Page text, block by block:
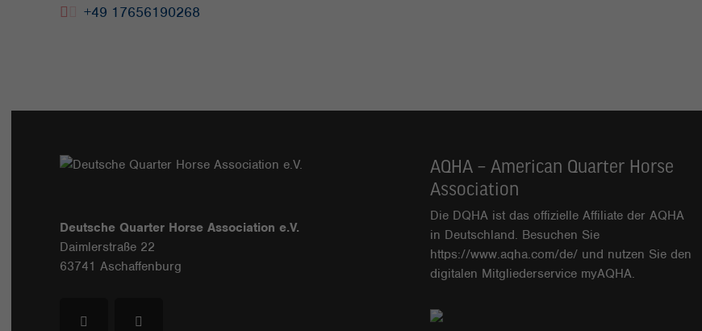
+49 17656190268
Deutsche Quarter Horse Association e.V.
Daimlerstraße 22
63741 Aschaffenburg
AQHA – American Quarter Horse
Association
Die DQHA ist das offizielle Affiliate der AQHA
in Deutschland. Besuchen Sie
https://www.aqha.com/de/ und nutzen Sie den
digitalen Mitgliederservice myAQHA.